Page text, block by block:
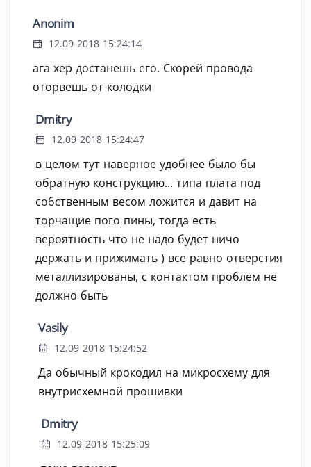
Anonim
12.09 2018 15:24:14
ага хер достанешь его. Скорей провода
оторвешь от колодки
Dmitry
12.09 2018 15:24:47
в целом тут наверное удобнее было бы
обратную конструкцию... типа плата под
собственным весом ложится и давит на
торчащие пого пины, тогда есть
вероятность что не надо будет ничо
держать и прижимать ) все равно отверстия
металлизированы, с контактом проблем не
должно быть
Vasily
12.09 2018 15:24:52
Да обычный крокодил на микросхему для
внутрисхемной прошивки
Dmitry
12.09 2018 15:25:09